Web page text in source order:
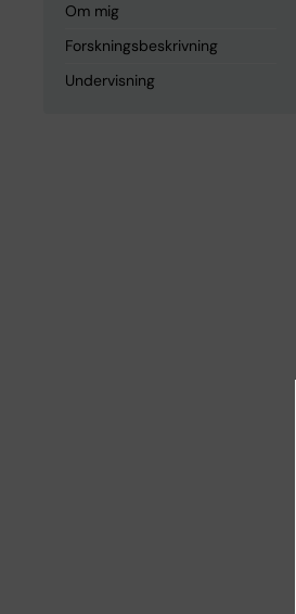
Om mig
Forskningsbeskrivning
Undervisning